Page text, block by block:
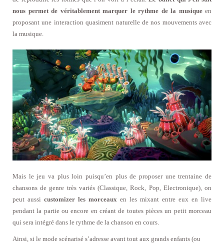
nous permet de véritablement marquer le rythme de la musiqueen
proposant une interaction quasiment naturelle de nos mouvements avec
la musique.
Mais le jeu va plus loin puisqu’en plus de proposer une trentaine de
chansons de genre très variés (Classique, Rock, Pop, Electronique), on
peut aussi customizer les morceaux en les mixant entre eux en live
pendant la partie ou encore en créant de toutes pièces un petit morceau
qui sera intégré dans le rythme de la chanson en cours.
Ainsi, si le mode scénarisé s’adresse avant tout aux grands enfants (ou